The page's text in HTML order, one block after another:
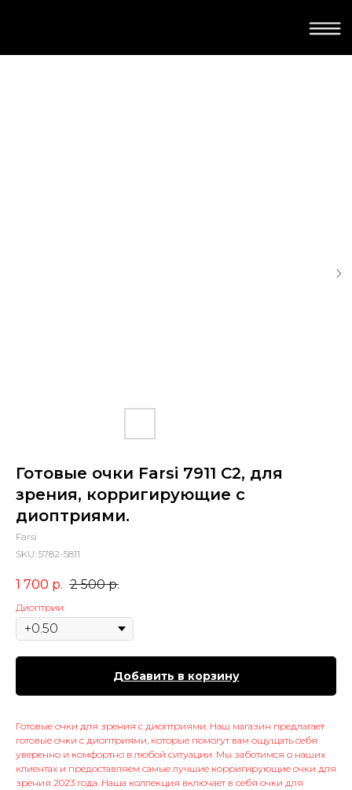
Готовые очки Farsi 7911 C2, для
зрения, корригирующие с
диоптриями.
Farsi
SKU: 5782-5811
1 700 р. 2 500 р.
Диоптрии
Добавить в корзину
Готовые очки для зрения с диоптриями. Наш магазин предлагает
готовые очки с диоптриями, которые помогут вам ощущать себя
уверенно и комфортно в любой ситуации. Мы заботимся о наших
клиентах и предоставляем самые лучшие корригирующие очки для
зрения 2023 года. Наша коллекция включает в себя очки для